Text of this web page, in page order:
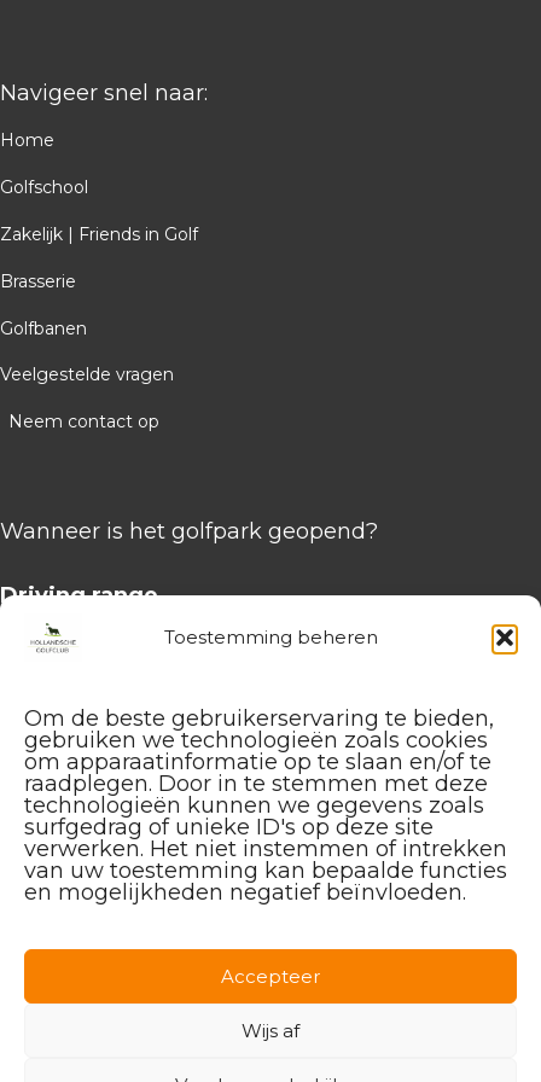
Toestemming beheren
Om de beste gebruikerservaring te bieden,
gebruiken we technologieën zoals cookies
om apparaatinformatie op te slaan en/of te
raadplegen. Door in te stemmen met deze
technologieën kunnen we gegevens zoals
surfgedrag of unieke ID's op deze site
verwerken. Het niet instemmen of intrekken
van uw toestemming kan bepaalde functies
en mogelijkheden negatief beïnvloeden.
Accepteer
Wijs af
Navigeer snel naar:
Home
Golfschool
Zakelijk | Friends in Golf
Brasserie
Golfbanen
Veelgestelde vragen
Neem contact op
Wanneer is het golfpark geopend?
Driving range
Dagelijks 07:30 uur -19:45 uur
Maandag t/m vrijdag:07.30 tot 17:00 uur
Weekend:07:30 tot 15:30 uur
Brasserie, lockers en bar
Maandag t/m vrijdag: 11.00 tot 20:00 uur
Weekend:10:00 tot 20:00 uur
Openingstijden Keuken:
Dagelijks van 11.00 tot 19.00 uur